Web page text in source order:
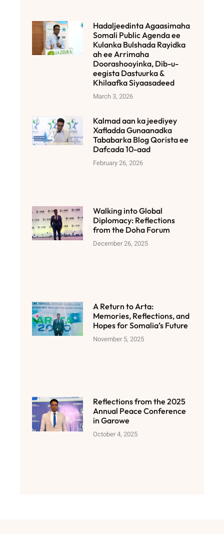
Hadaljeedinta Agaasimaha
Somali Public Agenda ee
Kulanka Bulshada Rayidka
ah ee Arrimaha
Doorashooyinka, Dib-u-
eegista Dastuurka &
Khilaafka Siyaasadeed
March 3, 2026
Kalmad aan ka jeediyey
Xafladda Gunaanadka
Tababarka Blog Qorista ee
Dafcada 10-aad
February 26, 2026
Walking into Global
Diplomacy: Reflections
from the Doha Forum
December 26, 2025
A Return to Arta:
Memories, Reflections, and
Hopes for Somalia’s Future
November 5, 2025
Reflections from the 2025
Annual Peace Conference
in Garowe
October 4, 2025